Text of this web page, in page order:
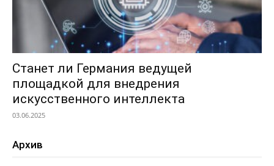
Станет ли Германия ведущей
площадкой для внедрения
искусственного интеллекта
03.06.2025
Архив